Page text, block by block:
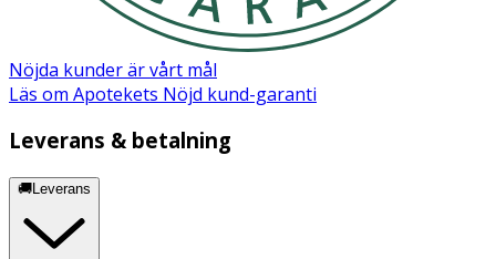
Förvara och hantera brösttrattarna enligt
bruksanvisningen, och se till att delarna är rengjorda
inför nästa användning.
2 st Magic InBra brösttrattar 27 mm
Nöjda kunder är vårt mål
Läs om Apotekets Nöjd kund-garanti
Leverans & betalning
🚚Leverans